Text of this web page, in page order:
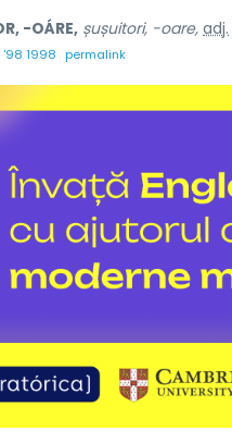
-OÁRE, șușuitori, -oare, adj.
'98 1998 permalink